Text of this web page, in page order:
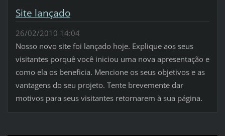
Site lançado
26/02/2010 14:04
Nosso novo site foi lançado hoje. Explique aos seus
visitantes porquê você iniciou uma nova apresentação e
como ela os beneficia. Mencione os seus objetivos e as
vantagens do seu projeto. Tente brevemente dar
motivos para seus visitantes retornarem à sua página.